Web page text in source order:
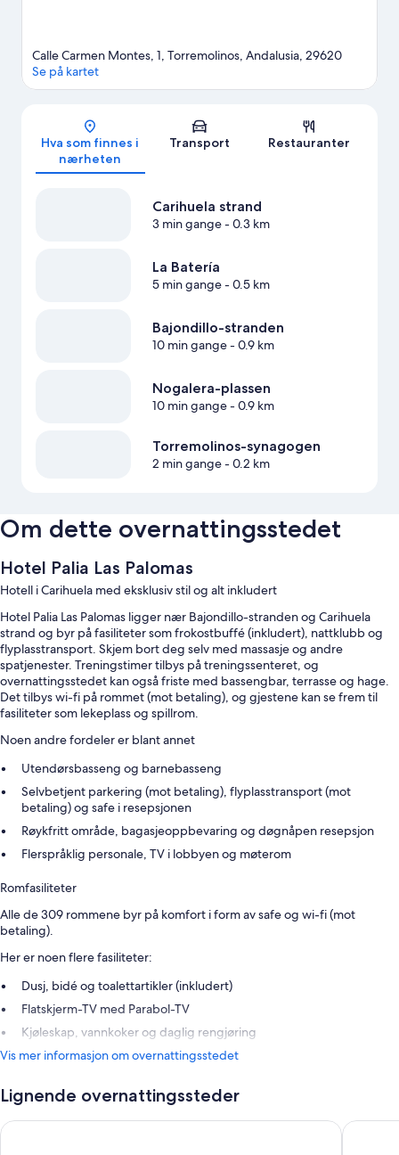
Kart
Calle Carmen Montes, 1, Torremolinos, Andalusia, 29620
Se på kartet
Hva som finnes i
nærheten
Transport Restauranter
Carihuela strand
3 min gange- 0.3 km
La Batería
5 min gange- 0.5 km
Bajondillo-stranden
10 min gange- 0.9 km
Nogalera-plassen
10 min gange- 0.9 km
Torremolinos-synagogen
2 min gange- 0.2 km
Om dette overnattingsstedet
Hotel Palia Las Palomas
Hotell i Carihuela med eksklusiv stil og alt inkludert
Hotel Palia Las Palomas ligger nær Bajondillo-stranden og Carihuela
strand og byr på fasiliteter som frokostbuffé (inkludert), nattklubb og
flyplasstransport. Skjem bort deg selv med massasje og andre
spatjenester. Treningstimer tilbys på treningssenteret, og
overnattingsstedet kan også friste med bassengbar, terrasse og hage.
Det tilbys wi-fi på rommet (mot betaling), og gjestene kan se frem til
fasiliteter som lekeplass og spillrom.
Noen andre fordeler er blant annet
Utendørsbasseng og barnebasseng
Selvbetjent parkering (mot betaling), flyplasstransport (mot
betaling) og safe i resepsjonen
Røykfritt område, bagasjeoppbevaring og døgnåpen resepsjon
Flerspråklig personale, TV i lobbyen og møterom
Romfasiliteter
Alle de 309 rommene byr på komfort i form av safe og wi-fi (mot
betaling).
Her er noen flere fasiliteter:
Dusj, bidé og toalettartikler (inkludert)
Flatskjerm-TV med Parabol-TV
Kjøleskap, vannkoker og daglig rengjøring
Vis mer informasjon om overnattingsstedet
Lignende overnattingssteder
Leonardo Hotel Torremolinos Costa del Sol tent